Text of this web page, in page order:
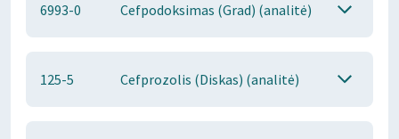
6993-0 Cefpodoksimas (Grad) (analitė)
125-5 Cefprozolis (Diskas) (analitė)